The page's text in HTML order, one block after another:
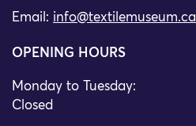
Email: info@textilemuseum.ca
OPENING HOURS
Monday to Tuesday:
Closed